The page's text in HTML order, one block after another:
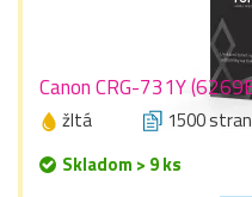
Canon CRG-731Y
žltá 1500 stran
Skladom > 9 ks